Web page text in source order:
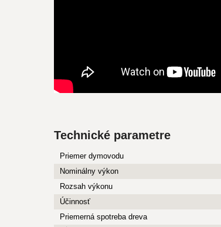
Technické parametre
Priemer dymovodu
Nominálny výkon
Rozsah výkonu
Účinnosť
Priemerná spotreba dreva